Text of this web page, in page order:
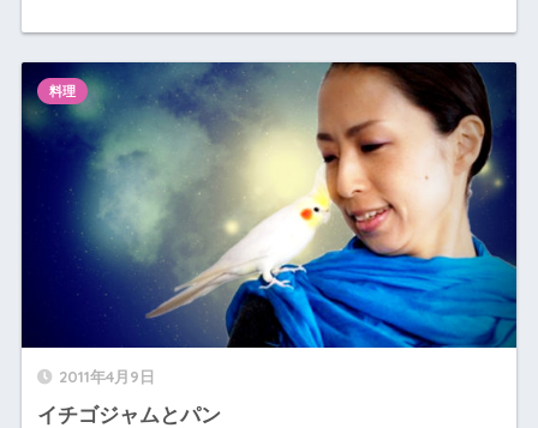
2011年4月9日
イチゴジャムとパン
料理